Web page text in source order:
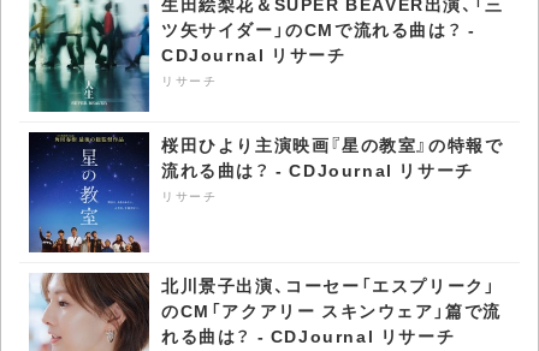
ーチ
ツ矢サイダー」のCMで流れる曲は？ -
CDJournal リサーチ
リサーチ
桜田ひより主演映画『星の教室』の特報で
流れる曲は？ - CDJournal リサーチ
リサーチ
北川景子出演、コーセー「エスプリーク」
のCM「アクアリー スキンウェア」篇で流
れる曲は？ - CDJournal リサーチ